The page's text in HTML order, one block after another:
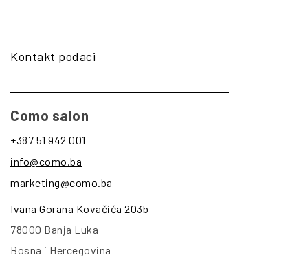
Kontakt podaci
Como salon
+387 51 942 001
info@como.ba
marketing@como.ba
Ivana Gorana Kovačića 203b
78000 Banja Luka
Bosna i Hercegovina